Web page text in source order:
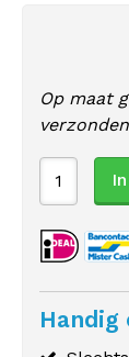
Op maat
Handig